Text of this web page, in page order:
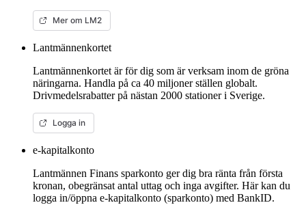
Mer om LM2
Lantmännenkortet
Lantmännenkortet är för dig som är verksam inom de gröna
näringarna. Handla på ca 40 miljoner ställen globalt.
Drivmedelsrabatter på nästan 2000 stationer i Sverige.
Logga in
e-kapitalkonto
Lantmännen Finans sparkonto ger dig bra ränta från första
kronan, obegränsat antal uttag och inga avgifter. Här kan du
logga in/öppna e-kapitalkonto (sparkonto) med BankID.